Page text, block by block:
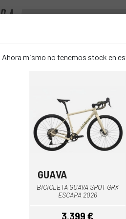
BICICLETA
Ahora mismo no tenemos stock en
GUAVA
BICICLETA GUAVA SPOT GRX
ESCAPA 2026
3.399 €